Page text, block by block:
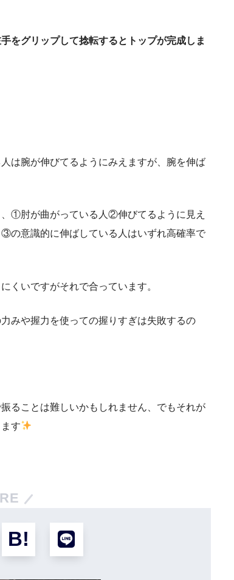
をグリップして捻転するとトップが完成しま
は腕が伸びてるようにみえますが、腕を伸ば
①肘が曲がっている人②伸びてるように見え
の意識的に伸ばしている人はいずれ高確率で
くいですがそれで合っています。
みや握力を使っての握りすぎは失敗するの
ることは難しいかもしれません、でもそれが
す